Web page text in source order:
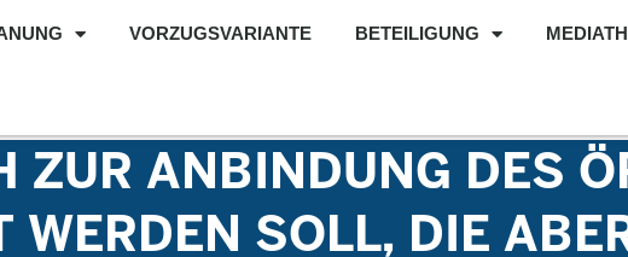
VORZUGSVARIANTE BETEILIGUNG
ZUR ANBINDUNG DES
WERDEN SOLL, DIE